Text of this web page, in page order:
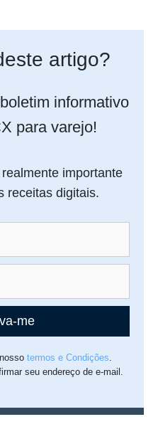
artigo?
informativo
para varejo!
importante
receitas digitais.
me
termos e Condições.
seu endereço de e-mail.